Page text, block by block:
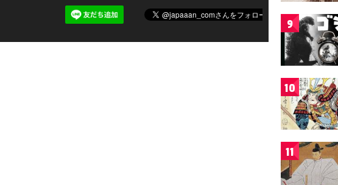
9
10
11